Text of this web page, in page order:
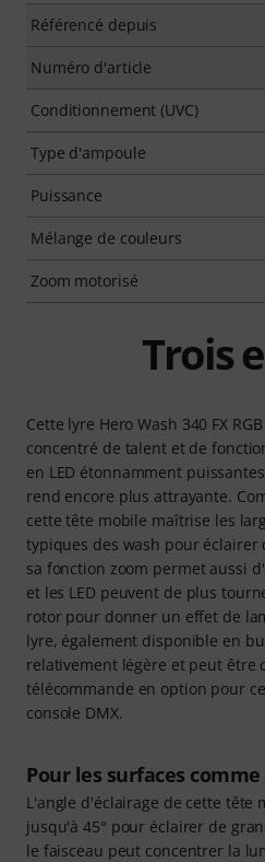
Référencé depuis
Numéro d'article
Conditionnement (UVC)
Type d'ampoule
Puissance
Mélange de couleurs
Zoom motorisé
Trois
Cette lyre Hero Wash 340 FX
concentré de talent et de
en LED étonnamment
rend encore plus attrayante.
cette tête mobile maîtrise les
typiques des wash pour éclairer
sa fonction zoom permet aussi
et les LED peuvent de plus
rotor pour donner un effet de
lyre, également disponible en
relativement légère et peut être
télécommande en option pour
console DMX.
Pour les surfaces
L'angle d'éclairage de cette tête
jusqu'à 45° pour éclairer de
le faisceau peut concentrer la